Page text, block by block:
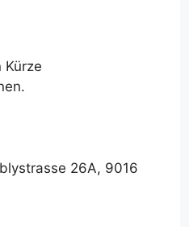
26A, 9016